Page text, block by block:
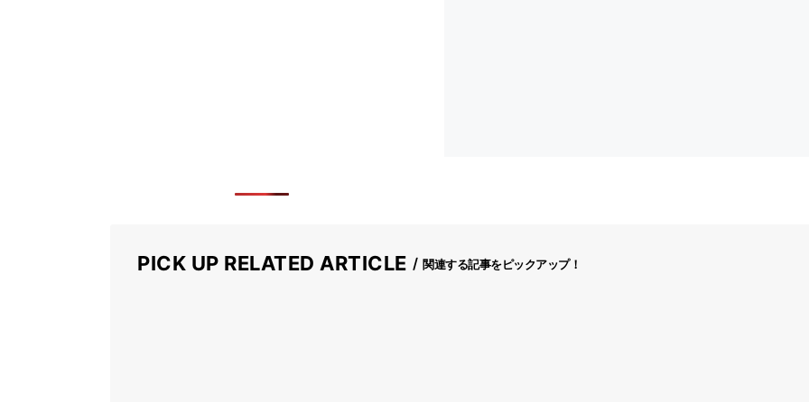
PICK UP RELATED ARTICLE 関連する記事をピックアップ！